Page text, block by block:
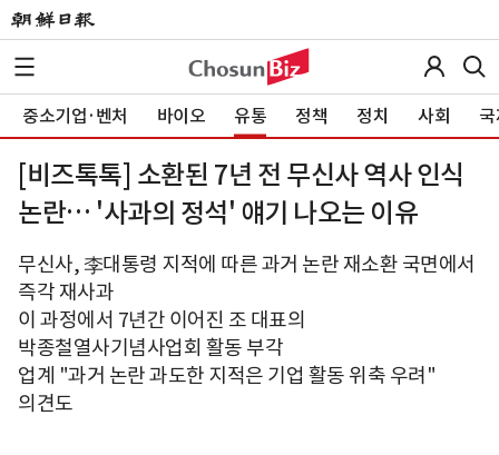
중소기업·벤처 바이오 유통 정책 정치 사회
[비즈톡톡] 소환된 7년 전 무신사 역사 인식
논란… '사과의 정석' 얘기 나오는 이유
무신사, 李대통령 지적에 따른 과거 논란 재소환 국면에서
즉각 재사과
이 과정에서 7년간 이어진 조 대표의
박종철열사기념사업회 활동 부각
업계 "과거 논란 과도한 지적은 기업 활동 위축 우려"
의견도